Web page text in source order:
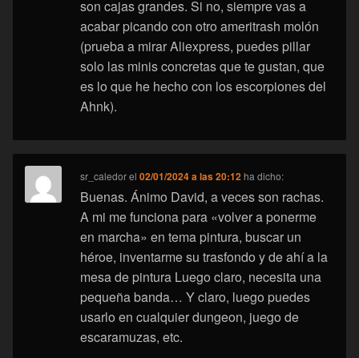
son cajas grandes. Si no, siempre vas a
acabar picando con otro ameritrash molón
(prueba a mirar Aliexpress, puedes pillar
solo las minis concretas que te gustan, que
es lo que he hecho con los escorpiones del
Ahnk).
sr_caledorel02/01/2024 a las 20:12 ha dicho:
Buenas. Ánimo David, a veces son rachas.
A mi me funciona para «volver a ponerme
en marcha» en tema pintura, buscar un
héroe, inventarme su trasfondo y de ahí a la
mesa de pintura Luego claro, necesita una
pequeña banda… Y claro, luego puedes
usarlo en cualquier dungeon, juego de
escaramuzas, etc.